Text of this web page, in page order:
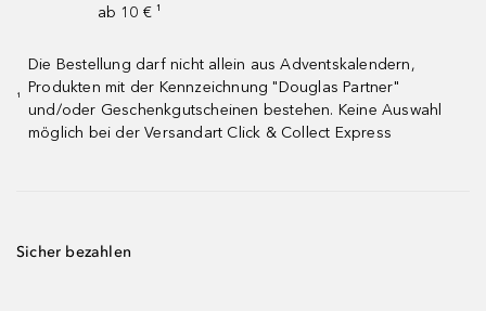
ab 10 € ¹
¹
Die Bestellung darf nicht allein aus Adventskalendern,
Produkten mit der Kennzeichnung "Douglas Partner"
und/oder Geschenkgutscheinen bestehen. Keine Auswahl
möglich bei der Versandart Click & Collect Express
Sicher bezahlen